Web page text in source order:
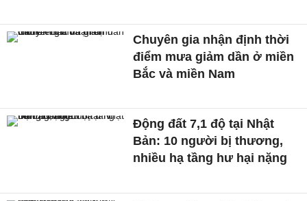
Chuyên gia nhận định thời
điểm mưa giảm dần ở miền
Bắc và miền Nam
Động đất 7,1 độ tại Nhật
Bản: 10 người bị thương,
nhiều hạ tầng hư hại nặng